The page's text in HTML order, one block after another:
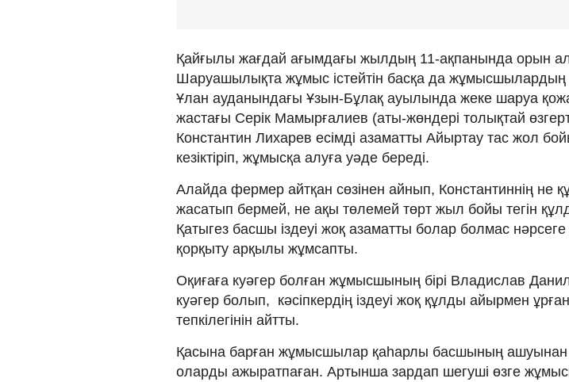
Қайғылы жағдай ағымдағы жылдың 11-ақпанында орын
Шаруашылықта жұмыс істейтін басқа да
Ұлан ауданындағы Ұзын-Бұлақ ауылында жеке шаруа
жастағы Серік Мамырғалиев (аты-жөндері толықтай
Константин Лихарев есімді азаматты Айыртау тас жол
кезіктіріп, жұмысқа алуға уәде береді.
Алайда фермер айтқан сөзінен айнып, Константиннің не
жасатып бермей, не ақы төлемей төрт жыл бойы тегін
Қатыгез басшы іздеуі жоқ азаматты болар болмас
қорқыту арқылы жұмсапты.
Оқиғаға куәгер болған жұмысшының бірі Владислав
куәгер болып, кәсіпкердің іздеуі жоқ құлды айырмен
тепкілегінін айтты.
Қасына барған жұмысшылар қаһарлы басшының ашуынан
оларды ажыратпаған. Артынша зардап шегуші өзге